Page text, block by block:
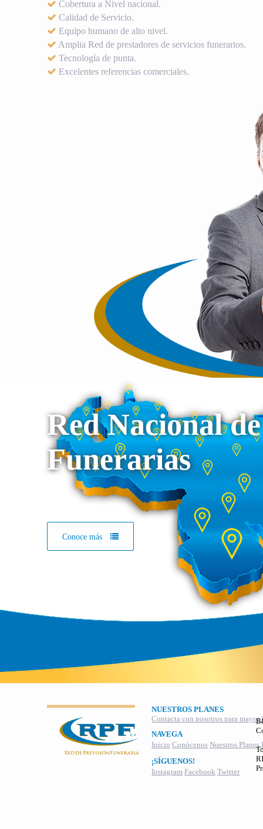
Cobertura a Nivel nacional.
Calidad de Servicio.
Equipo humano de alto nivel.
Amplia Red de prestadores de servicios funerarios.
Tecnología de punta.
Excelentes referencias comerciales.
Red Nacional de
Funerarias
Conoce más
NUESTROS PLANES
Contacta con nosotros para
NAVEGA
Inicio Conócenos Nuestros Planes
¡SÍGUENOS!
Instagram Facebook Twitter